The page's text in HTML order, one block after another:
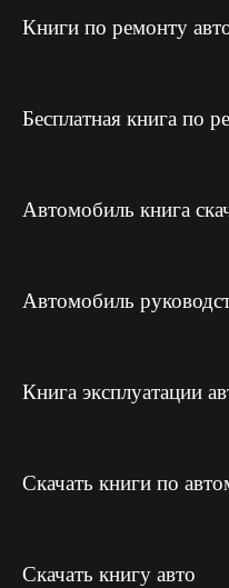
Книги по ремонту
Бесплатная книга по
Автомобиль книга
Автомобиль
Книга эксплуатации
Скачать книги по
Скачать книгу авто